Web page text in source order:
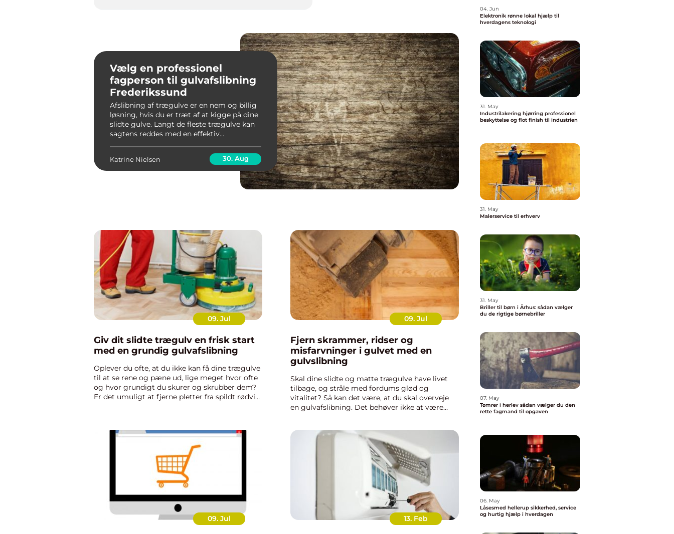
Vælg en professionel
fagperson til gulvafslibning
Frederikssund
Afslibning af trægulve er en nem og billig
løsning, hvis du er træt af at kigge på dine
slidte gulve. Langt de fleste trægulve kan
sagtens reddes med en effektiv
utroligt triste og slidte ud. Du vil blive
overraske...
Katrine Nielsen 30. Aug
09. Jul
Giv dit slidte trægulv en frisk start
med en grundig gulvafslibning
Oplever du ofte, at du ikke kan få dine trægulve
til at se rene og pæne ud, lige meget hvor ofte
og hvor grundigt du skurer og skrubber dem?
Er det umuligt at fjerne pletter fra spildt rødvin,
09. Jul
Fjern skrammer, ridser og
misfarvninger i gulvet med en
gulvslibning
Skal dine slidte og matte trægulve have livet
tilbage, og stråle med fordums glød og
vitalitet? Så kan det være, at du skal overveje
en gulvafslibning. Det behøver ikke at være
09. Jul 13. Feb
04. Jun
Elektronik rønne lokal hjælp til
hverdagens teknologi
31. May
Industrilakering hjørring professionel
beskyttelse og flot finish til industrien
31. May
Malerservice til erhverv
31. May
Briller til børn i Århus: sådan vælger
du de rigtige børnebriller
07. May
Tømrer i herlev sådan vælger du den
rette fagmand til opgaven
06. May
Låsesmed hellerup sikkerhed, service
og hurtig hjælp i hverdagen